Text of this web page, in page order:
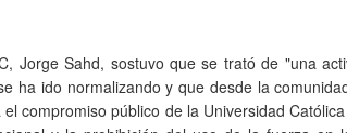
Jorge Sahd, sostuvo que se trató de "una
ha ido normalizando y que desde la
compromiso público de la Universidad